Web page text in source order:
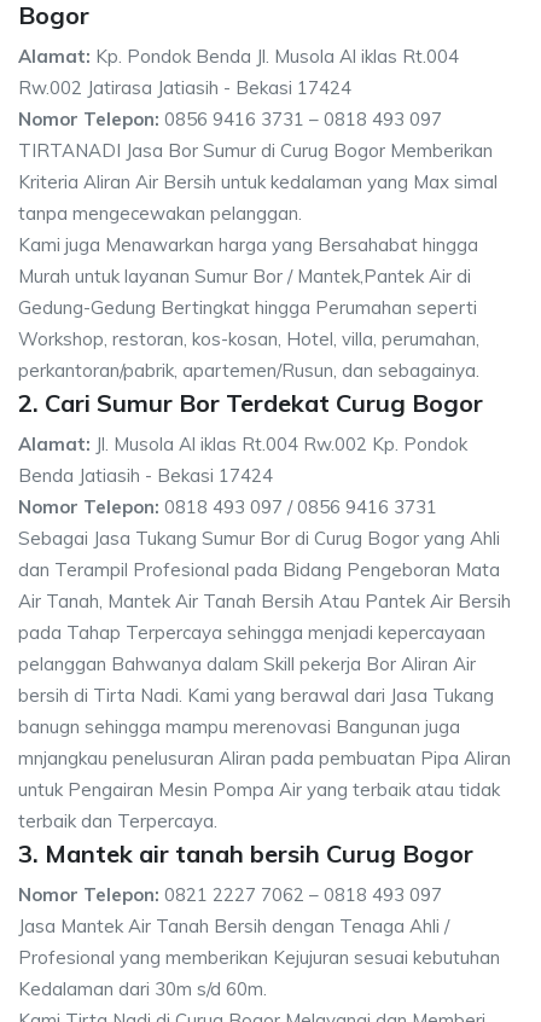
Bogor
Alamat: Kp. Pondok Benda Jl. Musola Al iklas Rt.004
Rw.002 Jatirasa Jatiasih - Bekasi 17424
Nomor Telepon: 0856 9416 3731 – 0818 493 097
TIRTANADI Jasa Bor Sumur di Curug Bogor Memberikan
Kriteria Aliran Air Bersih untuk kedalaman yang Max simal
tanpa mengecewakan pelanggan.
Kami juga Menawarkan harga yang Bersahabat hingga
Murah untuk layanan Sumur Bor / Mantek,Pantek Air di
Gedung-Gedung Bertingkat hingga Perumahan seperti
Workshop, restoran, kos-kosan, Hotel, villa, perumahan,
perkantoran/pabrik, apartemen/Rusun, dan sebagainya.
2. Cari Sumur Bor Terdekat Curug Bogor
Alamat: Jl. Musola Al iklas Rt.004 Rw.002 Kp. Pondok
Benda Jatiasih - Bekasi 17424
Nomor Telepon: 0818 493 097 / 0856 9416 3731
Sebagai Jasa Tukang Sumur Bor di Curug Bogor yang Ahli
dan Terampil Profesional pada Bidang Pengeboran Mata
Air Tanah, Mantek Air Tanah Bersih Atau Pantek Air Bersih
pada Tahap Terpercaya sehingga menjadi kepercayaan
pelanggan Bahwanya dalam Skill pekerja Bor Aliran Air
bersih di Tirta Nadi. Kami yang berawal dari Jasa Tukang
banugn sehingga mampu merenovasi Bangunan juga
mnjangkau penelusuran Aliran pada pembuatan Pipa Aliran
untuk Pengairan Mesin Pompa Air yang terbaik atau tidak
terbaik dan Terpercaya.
3. Mantek air tanah bersih Curug Bogor
Nomor Telepon: 0821 2227 7062 – 0818 493 097
Jasa Mantek Air Tanah Bersih dengan Tenaga Ahli /
Profesional yang memberikan Kejujuran sesuai kebutuhan
Kedalaman dari 30m s/d 60m.